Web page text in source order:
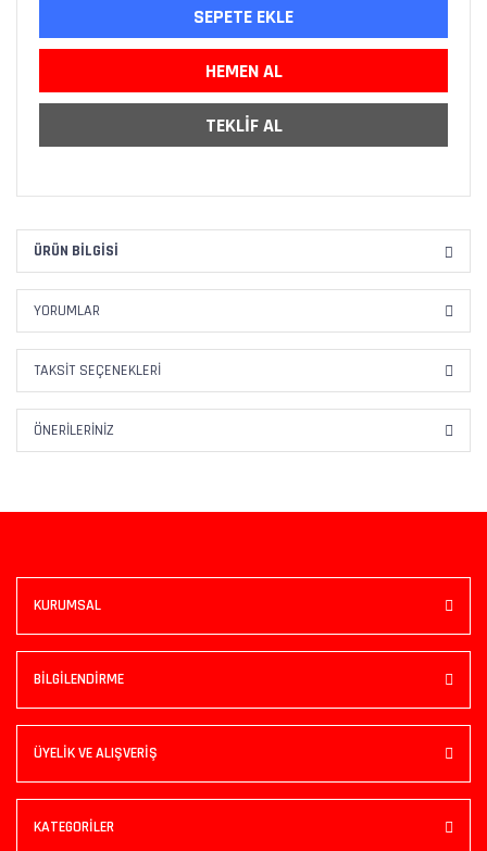
SEPETE EKLE
HEMEN AL
TEKLİF AL
ÜRÜN BILGISI
YORUMLAR
TAKSIT SEÇENEKLERI
ÖNERILERINIZ
KURUMSAL
BİLGİLENDİRME
ÜYELİK VE ALIŞVERİŞ
KATEGORİLER